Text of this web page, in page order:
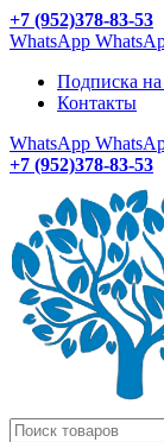
+7 (952)378-83-53
WhatsApp
Подписка на
Контакты
WhatsApp
+7 (952)378-83-53